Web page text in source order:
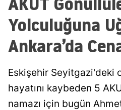
Yolculuğuna
Ankara’da
Eskişehir Seyitgazi'deki
hayatını kaybeden 5
namazı için bugün